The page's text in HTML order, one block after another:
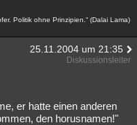
Politik ohne Prinzipien.“ (Dalai Lama)
25.11.2004 um 21:35
Diskussionsleiter
er hatte einen anderen
den horusnamen!"